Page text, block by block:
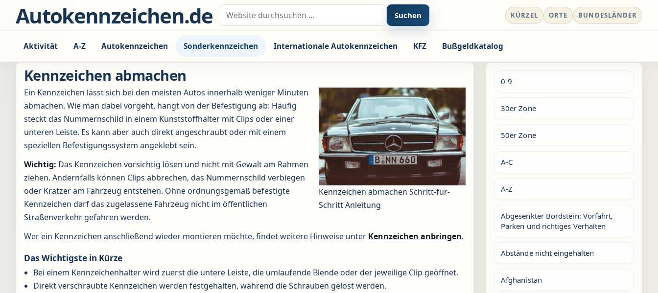
Zum Inhalt springen
Autokennzeichen.de Suche nach: Suchen KÜRZEL ORTE BUNDESLÄNDER
Aktivität A-Z Autokennzeichen Sonderkennzeichen Internationale Autokennzeichen KFZ Bußgeldkatalog
Kennzeichen abmachen
Kennzeichen abmachen Schritt-für-
Schritt Anleitung
Ein Kennzeichen lässt sich bei den meisten Autos innerhalb weniger Minuten
abmachen. Wie man dabei vorgeht, hängt von der Befestigung ab: Häufig
steckt das Nummernschild in einem Kunststoffhalter mit Clips oder einer
unteren Leiste. Es kann aber auch direkt angeschraubt oder mit einem
speziellen Befestigungssystem angeklebt sein.
Wichtig: Das Kennzeichen vorsichtig lösen und nicht mit Gewalt am Rahmen
ziehen. Andernfalls können Clips abbrechen, das Nummernschild verbiegen
oder Kratzer am Fahrzeug entstehen. Ohne ordnungsgemäß befestigte
Kennzeichen darf das zugelassene Fahrzeug nicht im öffentlichen
Straßenverkehr gefahren werden.
Wer ein Kennzeichen anschließend wieder montieren möchte, findet weitere Hinweise unter Kennzeichen anbringen.
Das Wichtigste in Kürze
Bei einem Kennzeichenhalter wird zuerst die untere Leiste, die umlaufende Blende oder der jeweilige Clip geöffnet.
Direkt verschraubte Kennzeichen werden festgehalten, während die Schrauben gelöst werden.
0-9
30er Zone
50er Zone
A-C
A-Z
Abgesenkter Bordstein: Vorfahrt,
Parken und richtiges Verhalten
Abstände nicht eingehalten
Afghanistan